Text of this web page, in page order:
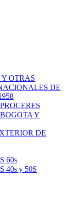
OTRAS
DE
Y
DE
60s
40s y 50S